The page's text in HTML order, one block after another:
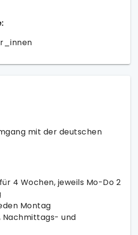
mit der deutschen
4 Wochen, jeweils Mo-Do 2
Montag
und